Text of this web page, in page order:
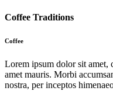
Coffee Traditions
Coffee
Lorem ipsum dolor sit amet,
amet mauris. Morbi
nostra, per inceptos